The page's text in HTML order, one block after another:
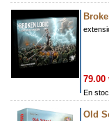
79.00
En
Old